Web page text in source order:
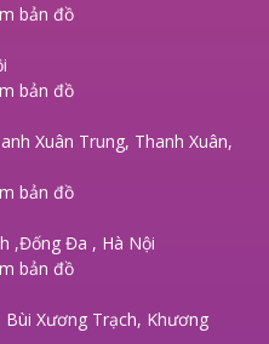
bản đồ
bản đồ
Xuân Trung, Thanh Xuân,
bản đồ
,Đống Đa , Hà Nội
bản đồ
Bùi Xương Trạch, Khương